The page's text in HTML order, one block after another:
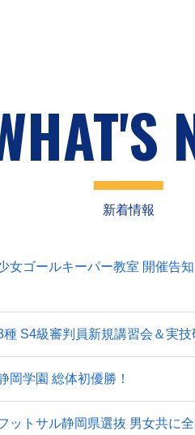
新着情報
女ゴールキーパー教室 開催告知
種 S4級審判員新規講習会＆実技
岡学園 総体初優勝！
ットサル静岡県選抜 男女共に